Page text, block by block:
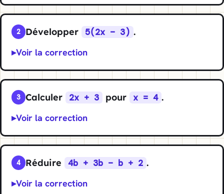
2 Développer 5(2x − 3) .
Voir la correction
3 Calculer 2x + 3 pour x = 4 .
Voir la correction
4 Réduire 4b + 3b − b + 2 .
Voir la correction